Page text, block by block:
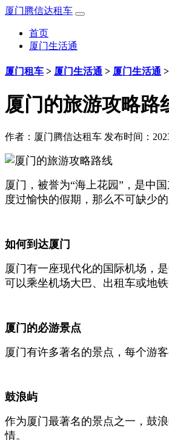
厦门腾信达租车
首页
厦门生活通
厦门租车 > 厦门生活通 > 厦门生活通 >
厦门的旅游攻略路
作者： 厦门腾信达租车 发布时间：
厦门，被誉为“海上花园”，是中
度过愉快的假期，那么不可缺少
如何到达厦门
厦门有一座现代化的国际机场，
可以乘坐机场大巴、出租车或地
厦门的必游景点
厦门有许多著名的景点，每个游
鼓浪屿
作为厦门最著名的景点之一，鼓
情。